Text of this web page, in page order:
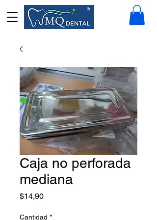
Caja no perforada
mediana
$14,90Precio
Cantidad *